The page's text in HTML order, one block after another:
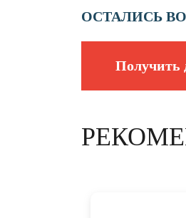
ОСТАЛИСЬ
Получить